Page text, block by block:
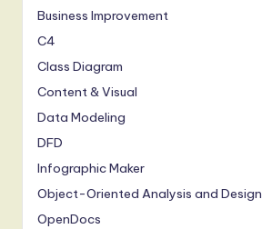
ti
o
n
Business Improvement
C4
Class Diagram
Content & Visual
Data Modeling
DFD
Infographic Maker
Object-Oriented Analysis and Design
OpenDocs